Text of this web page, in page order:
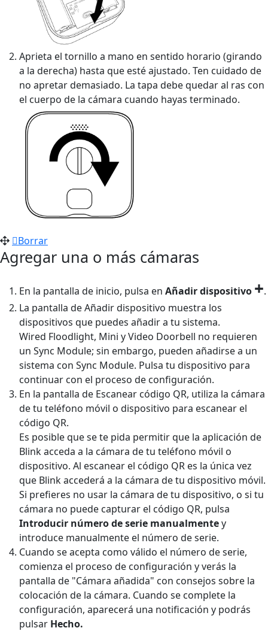
Aprieta el tornillo a mano en sentido horario (girando
a la derecha) hasta que esté ajustado. Ten cuidado de
no apretar demasiado. La tapa debe quedar al ras con
el cuerpo de la cámara cuando hayas terminado.
Borrar
Agregar una o más cámaras
En la pantalla de inicio, pulsa en Añadir dispositivo +.
La pantalla de Añadir dispositivo muestra los
dispositivos que puedes añadir a tu sistema.
Wired Floodlight, Mini y Video Doorbell no requieren
un Sync Module; sin embargo, pueden añadirse a un
sistema con Sync Module. Pulsa tu dispositivo para
continuar con el proceso de configuración.
En la pantalla de Escanear código QR, utiliza la cámara
de tu teléfono móvil o dispositivo para escanear el
código QR.
Es posible que se te pida permitir que la aplicación de
Blink acceda a la cámara de tu teléfono móvil o
dispositivo. Al escanear el código QR es la única vez
que Blink accederá a la cámara de tu dispositivo móvil.
Si prefieres no usar la cámara de tu dispositivo, o si tu
cámara no puede capturar el código QR, pulsa
Introducir número de serie manualmentey
introduce manualmente el número de serie.
Cuando se acepta como válido el número de serie,
comienza el proceso de configuración y verás la
pantalla de "Cámara añadida" con consejos sobre la
colocación de la cámara. Cuando se complete la
configuración, aparecerá una notificación y podrás
pulsar Hecho.